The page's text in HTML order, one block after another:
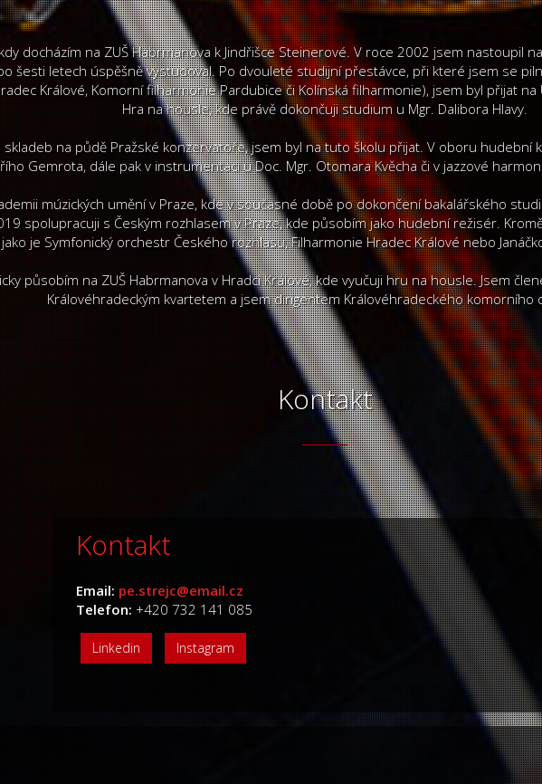
docházím na ZUŠ Habrmanova k Jindřišce Steinerové. V roce 2002 jsem nastoupil
šesti letech úspěšně vystudoval. Po dvouleté studijní přestávce, při které jsem se
Králové, Komorní filharmonie Pardubice či Kolínská filharmonie), jsem byl přijat
Hra na housle, kde právě dokončuji studium u Mgr. Dalibora Hlavy.
na půdě Pražské konzervatoře, jsem byl na tuto školu přijat. V oboru hudební
Gemrota, dále pak v instrumentaci u Doc. Mgr. Otomara Kvěcha či v jazzové
múzických umění v Praze, kde v současné době po dokončení bakalářského
spolupracuji s Českým rozhlasem v Praze, kde působím jako hudební režisér.
je Symfonický orchestr Českého rozhlasu, Filharmonie Hradec Králové nebo
působím na ZUŠ Habrmanova v Hradci Králové, kde vyučuji hru na housle. Jsem
Královéhradeckým kvartetem a jsem dirigentem Královéhradeckého komorního
Kontakt
Kontakt
Email: pe.strejc@email.cz
Telefon: +420 732 141 085
Linkedin Instagram